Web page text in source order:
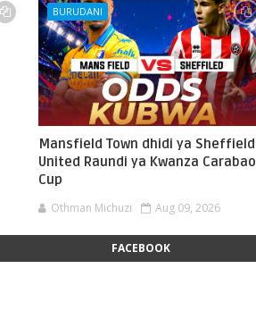
BURUDANI
Mansfield Town dhidi ya Sheffield
United Raundi ya Kwanza Carabao
Cup
Othman Michuzi Aug 09, 2026
FACEBOOK